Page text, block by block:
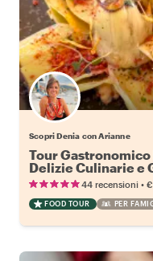
Scopri Denia con Arianne
Tour
Delizie Culinarie e
44 recensioni •
FOOD TOUR PER